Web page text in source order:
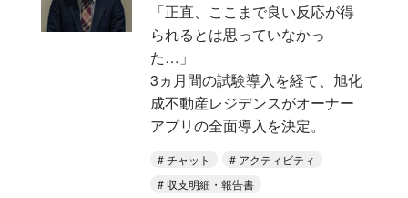
「正直、ここまで良い反応が得
られるとは思っていなかっ
た…」
3ヵ月間の試験導入を経て、旭化
成不動産レジデンスがオーナー
アプリの全面導入を決定。
チャット
アクティビティ
収支明細・報告書